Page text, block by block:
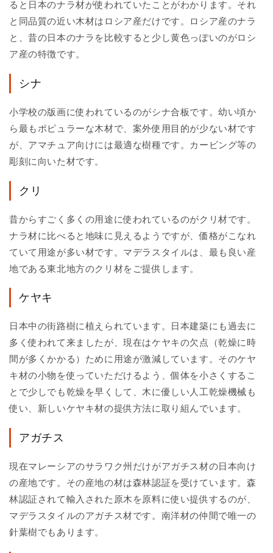
ると日本のナラ材が使われていたことがわかります。それ
と同品質の近い木材はロシア産だけです。ロシア産のナラ
と、昔の日本のナラを比較すると少し黄色っぽいのがロシ
ア産の特徴です。
シナ
小学校の版画に使われているのがシナ合板です。幼い頃か
ら最もポピュラーな木材で、案外使用目的が少ない材です
が、アマチュア向けには最適な樹種です。カービング等の
彫刻に向いた材です。
クリ
昔からすごく多くの用途に使われているのがクリ材です。
ナラ材に比べると地味に見えるようですが、価格がこなれ
ていて用途が多い材です。マデラスタイルは、最も良い産
地である東北地方のクリ材をご提供します。
ケヤキ
日本中の街路樹に植えられています。日本建築にも過去に
多く使われて来ましたが、現在はケヤキの欠点（乾燥に時
間が多くかかる）ために用途が激減しています。そのケヤ
キ材の小物を使っていただけるよう、個体を小さくするこ
とで少しでも乾燥を早くして、木に優しい人工乾燥機械も
使い、新しいケヤキ材の提供方法に取り組んでいます。
アガチス
現在マレーシアのサラワク州だけがアガチス材の日本向け
の産地です。その産地の材は森林認証を受けています。森
林認証されて輸入された原木を原料に使い提供するのが、
マデラスタイルのアガチス材です。南洋材の仲間で唯一の
針葉樹でもあります。